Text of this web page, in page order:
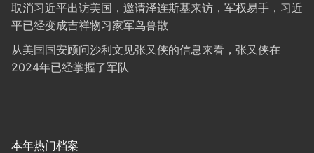
取消习近平出访美国，邀请泽连斯基来访，军权易手，习近
平已经变成吉祥物习家军鸟兽散
从美国国安顾问沙利文见张又侠的信息来看，张又侠在
2024年已经掌握了军队
本年热门档案